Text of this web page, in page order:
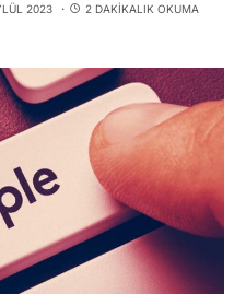
2023 2 DAKIKALIK OKUMA